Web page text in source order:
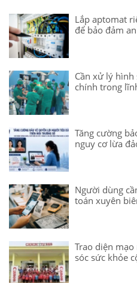
Lắp aptomat
để bảo đảm
Cần xử lý
chính trong
Tăng cường
nguy cơ lừa
Người dùng
toán xuyên
Trao diện
sóc sức khỏe